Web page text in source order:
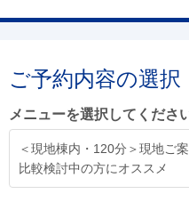
ご予約内容の選択
メニューを選択してくださ
＜現地棟内・120分＞現地ご
比較検討中の方にオススメ